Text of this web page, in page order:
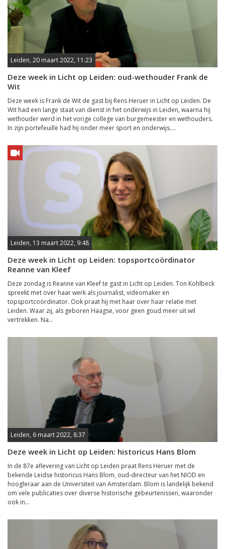
Leiden, 20 maart 2022, 11:23
Deze week in Licht op Leiden: oud-wethouder Frank de
Wit
Deze week is Frank de Wit de gast bij Rens Heruer in Licht op Leiden. De
Wit had een lange staat van dienst in het onderwijs in Leiden, waarna hij
wethouder werd in het vorige college van burgemeester en wethouders.
In zijn portefeuille had hij onder meer sport en onderwijs....
Leiden, 13 maart 2022, 9:48
Deze week in Licht op Leiden: topsportcoördinator
Reanne van Kleef
Deze zondag is Reanne van Kleef te gast in Licht op Leiden. Ton Kohlbeck
spreekt met over haar werk als journalist, videomaker en
topsportcoördinator. Ook praat hij met haar over haar relatie met
Leiden. Waar zij, als geboren Haagse, voor geen goud meer uit wil
vertrekken. Na...
Leiden, 6 maart 2022, 8:37
Deze week in Licht op Leiden: historicus Hans Blom
In de 87e aflevering van Licht op Leiden praat Rens Heruer met de
bekende Leidse historicus Hans Blom, oud-directeur van het NIOD en
hoogleraar aan de Universiteit van Amsterdam. Blom is landelijk bekend
om vele publicaties over diverse historische gebeurtenissen, waaronder
ook in...